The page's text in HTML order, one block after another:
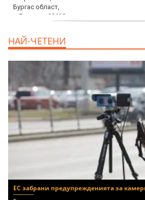
EUR
НАЙ-ЧЕТЕНИ
ЕС забрани предупрежденията за